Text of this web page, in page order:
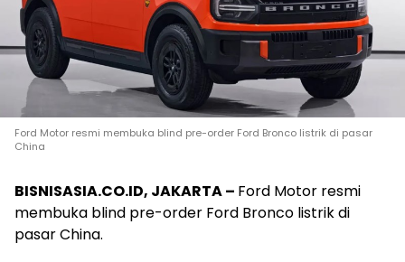
Ford Motor resmi membuka blind pre-order Ford Bronco listrik di pasar
China
BISNISASIA.CO.ID, JAKARTA – Ford Motor resmi
membuka blind pre-order Ford Bronco listrik di
pasar China.